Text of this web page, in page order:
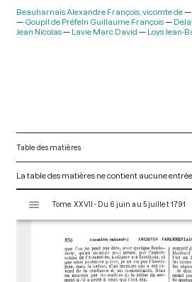
Beauharnais Alexandre François, vicomte de
Goupil de Préfeln Guillaume François
Jean Nicolas
Lavie Marc David Loys Jean-
Table des matières
La table des matières ne contient aucune entrée.
s
Tome XXVII - Du 6 juin au 5 juillet 1791